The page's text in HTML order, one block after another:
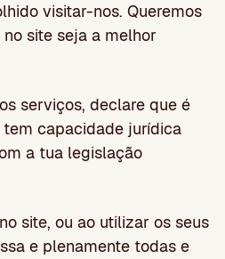
visitar-nos. Queremos
site seja a melhor
serviços, declare que é
tem capacidade jurídica
a tua legislação
site, ou ao utilizar os seus
e plenamente todas e